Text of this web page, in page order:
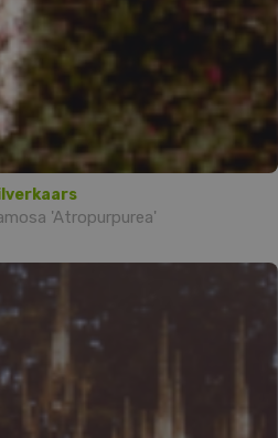
'Atropurpurea'